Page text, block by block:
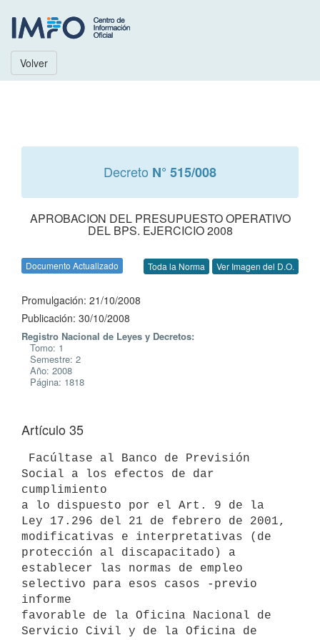
Volver
Decreto N° 515/008
APROBACION DEL PRESUPUESTO OPERATIVO
DEL BPS. EJERCICIO 2008
Documento Actualizado Toda la Norma Ver Imagen del D.O.
Promulgación: 21/10/2008
Publicación: 30/10/2008
Registro Nacional de Leyes y Decretos:
Tomo: 1
Semestre: 2
Año: 2008
Página: 1818
Artículo 35
Social a los efectos de dar
cumplimiento
a lo dispuesto por el Art. 9 de la
Ley 17.296 del 21 de febrero de 2001,
modificativas e interpretativas (de
protección al discapacitado) a
establecer las normas de empleo
selectivo para esos casos -previo
informe
favorable de la Oficina Nacional de
Servicio Civil y de la Oficina de